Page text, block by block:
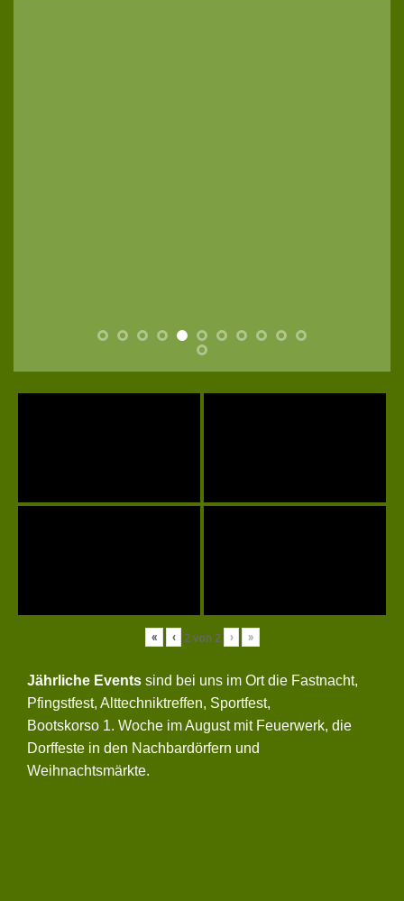
« ‹ 2von 2 › »
Jährliche Events sind bei uns im Ort die Fastnacht,
Pfingstfest, Alttechniktreffen, Sportfest,
Bootskorso 1. Woche im August mit Feuerwerk, die
Dorffeste in den Nachbardörfern und
Weihnachtsmärkte.